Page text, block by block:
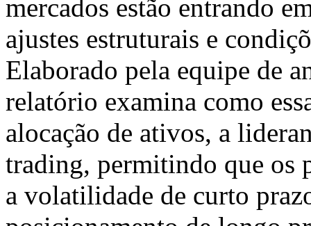
mercados estão entrando
ajustes estruturais e
Elaborado pela equipe de
relatório examina como
alocação de ativos, a
trading, permitindo que os
a volatilidade de curto